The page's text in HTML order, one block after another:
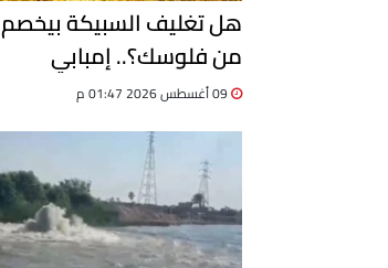
هل تغليف السبيكة بيخصم
من فلوسك؟.. إمبابي
يحسم جدل «الكاش باك»
في الذهب